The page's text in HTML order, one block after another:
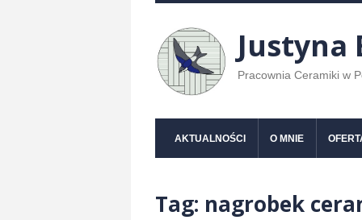
Justyna
Pracownia Ceramiki w
AKTUALNOŚCI O MNIE
Tag: nagrobek